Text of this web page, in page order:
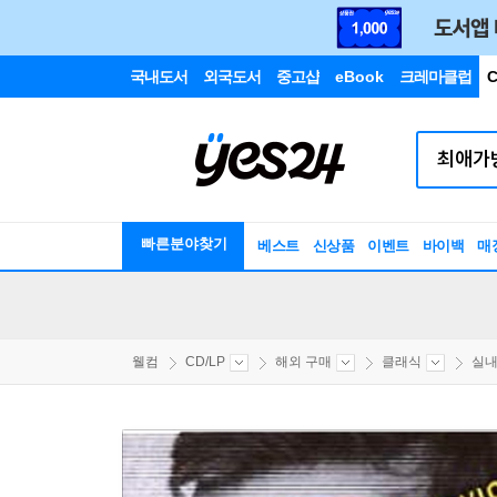
국내도서 외국도서 중고샵 eBook 크레마클럽
빠른분야찾기 베스트 신상품 이벤트 바이백 매
웰컴 CD/LP 해외 구매 클래식 실